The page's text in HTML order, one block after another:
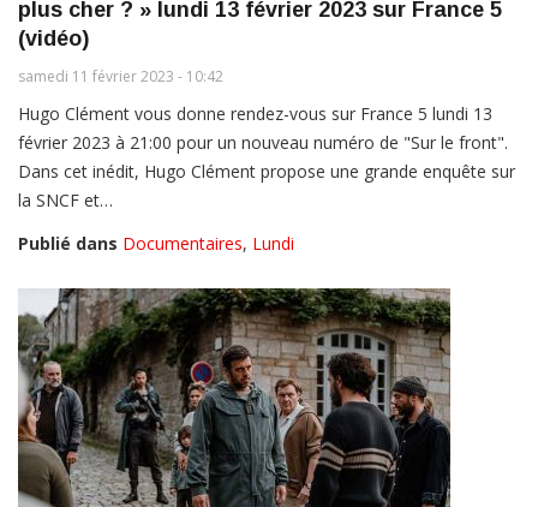
plus cher ? » lundi 13 février 2023 sur France 5
(vidéo)
samedi 11 février 2023 - 10:42
Hugo Clément vous donne rendez-vous sur France 5 lundi 13
février 2023 à 21:00 pour un nouveau numéro de "Sur le front".
Dans cet inédit, Hugo Clément propose une grande enquête sur
la SNCF et…
Publié dans Documentaires, Lundi